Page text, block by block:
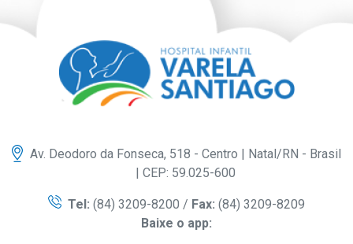
Av. Deodoro da Fonseca, 518 - Centro | Natal/RN - Brasil
| CEP: 59.025-600
Tel: (84) 3209-8200 / Fax: (84) 3209-8209
Baixe o app: